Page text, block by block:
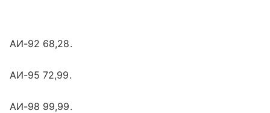
АИ-92 68,28.
АИ-95 72,99.
АИ-98 99,99.